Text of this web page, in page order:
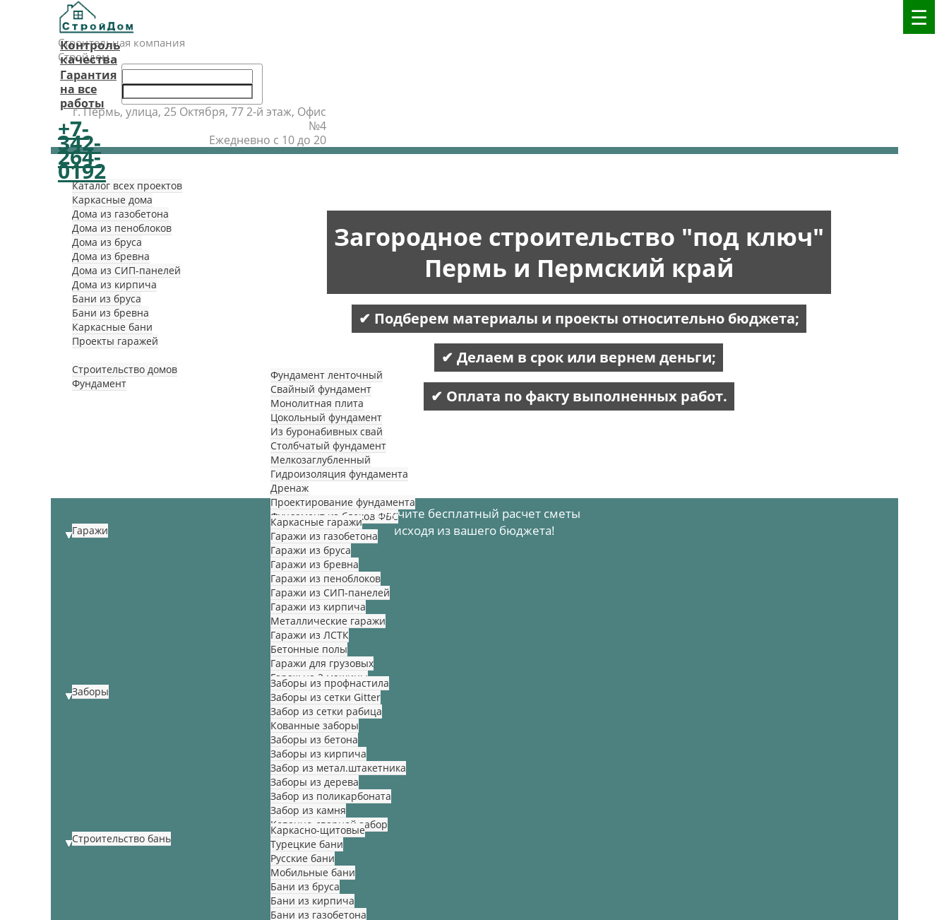
Контроль
качества
Гарантия
на все
работы
+7-
342-
264-
0192
Строительная компания
Стройдом
г. Пермь, улица, 25 Октября, 77 2-й этаж, Офис
№4
Ежедневно с 10 до 20
Главная
Проекты
Каталог всех проектов
Каркасные дома
Дома из газобетона
Дома из пеноблоков
Дома из бруса
Дома из бревна
Дома из СИП-панелей
Дома из кирпича
Бани из бруса
Бани из бревна
Каркасные бани
Проекты гаражей
Строительство домов
Фундамент
Фундамент ленточный
Свайный фундамент
Монолитная плита
Цокольный фундамент
Из буронабивных свай
Столбчатый фундамент
Мелкозаглубленный
Гидроизоляция фундамента
Дренаж
Проектирование фундамента
Фундамент из блоков ФБС
Гаражи
Каркасные гаражи
Гаражи из газобетона
Гаражи из бруса
Гаражи из бревна
Гаражи из пеноблоков
Гаражи из СИП-панелей
Гаражи из кирпича
Металлические гаражи
Гаражи из ЛСТК
Бетонные полы
Гаражи для грузовых
Гараж на 2 машины
Заборы
Заборы из профнастила
Заборы из сетки Gitter
Забор из сетки рабица
Кованные заборы
Заборы из бетона
Заборы из кирпича
Забор из метал.штакетника
Заборы из дерева
Забор из поликарбоната
Забор из камня
Кованно-сварной забор
Строительство бань
Каркасно-щитовые
Турецкие бани
Русские бани
Мобильные бани
Бани из бруса
Бани из кирпича
Бани из газобетона
Загородное строительство "под ключ"
Пермь и Пермский край
✔ Подберем материалы и проекты относительно бюджета;
✔ Делаем в срок или вернем деньги;
✔ Оплата по факту выполненных работ.
Получите бесплатный расчет сметы
исходя из вашего бюджета!